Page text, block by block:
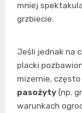
mniej
grzbiecie.
Jeśli jednak na
placki
mizernie,
pasożyty (np.
warunkach